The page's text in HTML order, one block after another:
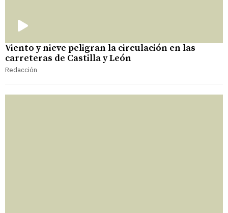
Viento y nieve peligran la circulación en las
carreteras de Castilla y León
Redacción